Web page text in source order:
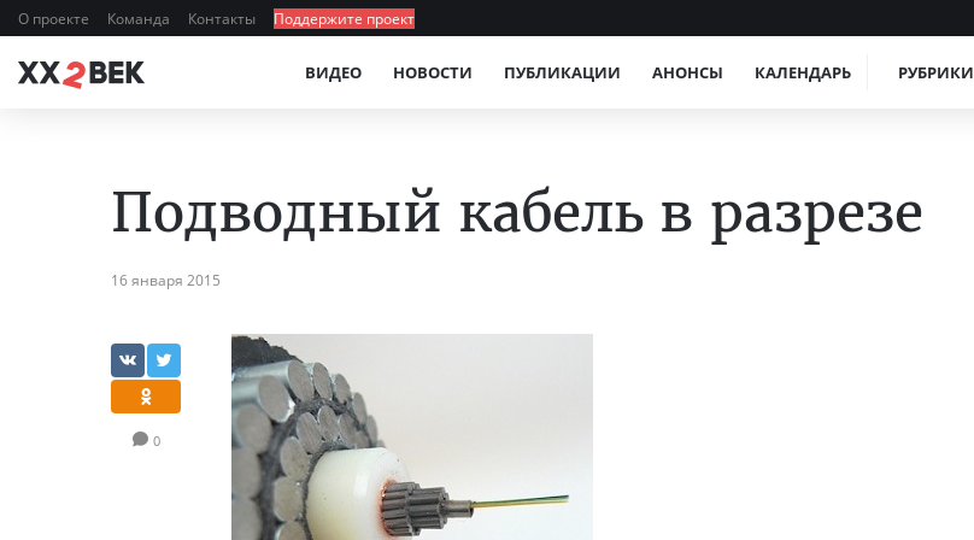
О проекте Команда Контакты Поддержите проект
ВИДЕО НОВОСТИ ПУБЛИКАЦИИ АНОНСЫ КАЛЕНДАРЬ РУБРИКИ
Подводный кабель в разрезе
16 января 2015
0